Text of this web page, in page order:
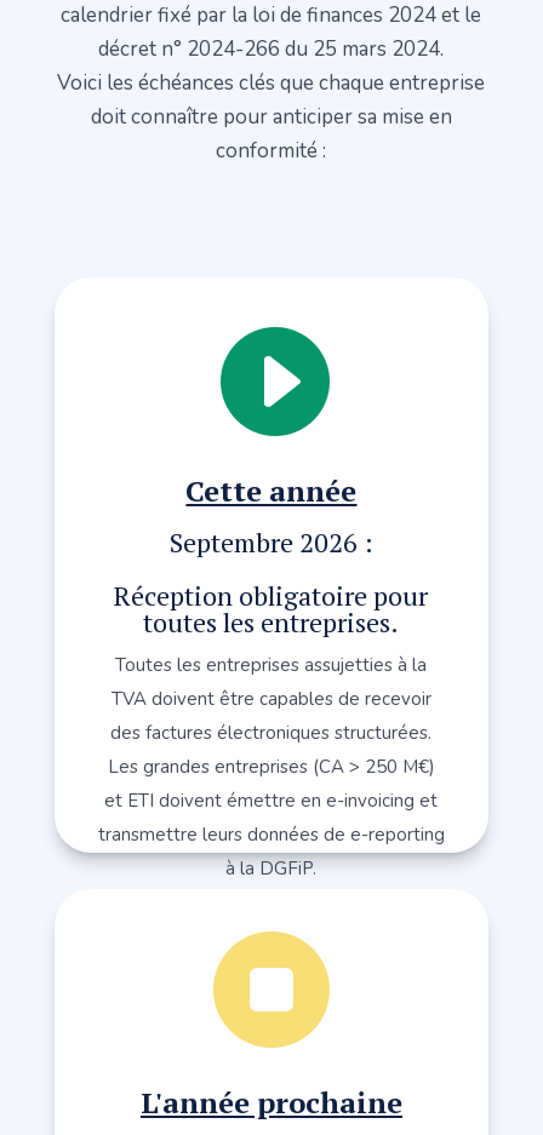
calendrier fixé par la loi de finances 2024 et le
décret n° 2024-266 du 25 mars 2024.
Voici les échéances clés que chaque entreprise
doit connaître pour anticiper sa mise en
conformité :

Cette année
Septembre 2026 :
Réception obligatoire pour
toutes les entreprises.
Toutes les entreprises assujetties à la
TVA doivent être capables de recevoir
des factures électroniques structurées.
Les grandes entreprises (CA > 250 M€)
et ETI doivent émettre en e-invoicing et
transmettre leurs données de e-reporting
à la DGFiP.

L'année prochaine